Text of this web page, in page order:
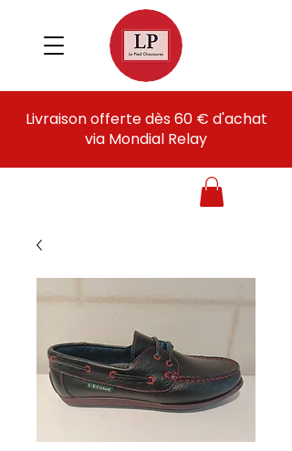
Livraison offerte dès 60 € d'achat
via Mondial Relay